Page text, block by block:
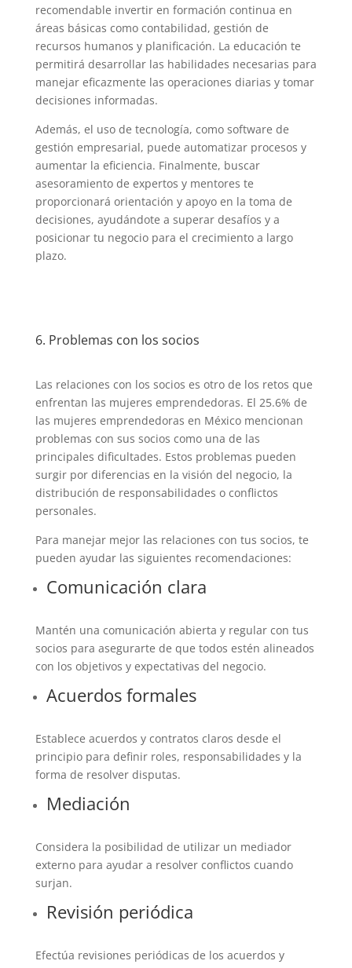
recomendable invertir en formación continua en
áreas básicas como contabilidad, gestión de
recursos humanos y planificación. La educación te
permitirá desarrollar las habilidades necesarias para
manejar eficazmente las operaciones diarias y tomar
decisiones informadas.
Además, el uso de tecnología, como software de
gestión empresarial, puede automatizar procesos y
aumentar la eficiencia. Finalmente, buscar
asesoramiento de expertos y mentores te
proporcionará orientación y apoyo en la toma de
decisiones, ayudándote a superar desafíos y a
posicionar tu negocio para el crecimiento a largo
plazo.
6. Problemas con los socios
Las relaciones con los socios es otro de los retos que
enfrentan las mujeres emprendedoras. El 25.6% de
las mujeres emprendedoras en México mencionan
problemas con sus socios como una de las
principales dificultades. Estos problemas pueden
surgir por diferencias en la visión del negocio, la
distribución de responsabilidades o conflictos
personales.
Para manejar mejor las relaciones con tus socios, te
pueden ayudar las siguientes recomendaciones:
Comunicación clara
Mantén una comunicación abierta y regular con tus
socios para asegurarte de que todos estén alineados
con los objetivos y expectativas del negocio.
Acuerdos formales
Establece acuerdos y contratos claros desde el
principio para definir roles, responsabilidades y la
forma de resolver disputas.
Mediación
Considera la posibilidad de utilizar un mediador
externo para ayudar a resolver conflictos cuando
surjan.
Revisión periódica
Efectúa revisiones periódicas de los acuerdos y